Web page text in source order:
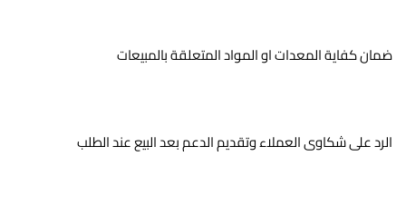
ضمان كفاية المعدات او المواد المتعلقة بالمبيعات
الرد على شكاوى العملاء وتقديم الدعم بعد البيع عند الطلب